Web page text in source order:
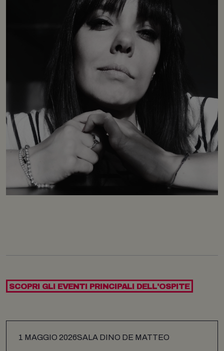
SCOPRI GLI EVENTI PRINCIPALI DELL'OSPITE
1 MAGGIO 2026SALA DINO DE MATTEO